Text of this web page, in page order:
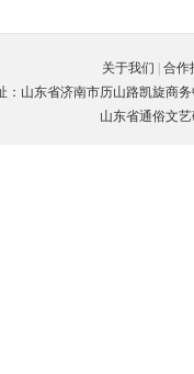
关于我们
合作
：山东省济南市历山路凯旋商务
山东省通俗文